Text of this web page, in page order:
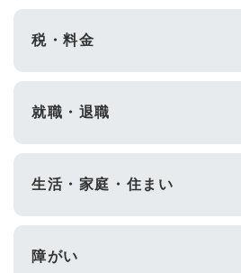
税・料金
就職・退職
生活・家庭・住まい
障がい